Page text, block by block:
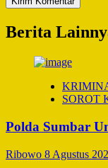
Berita
SOROT
Polda Sumbar
Ribowo 8 Agustus